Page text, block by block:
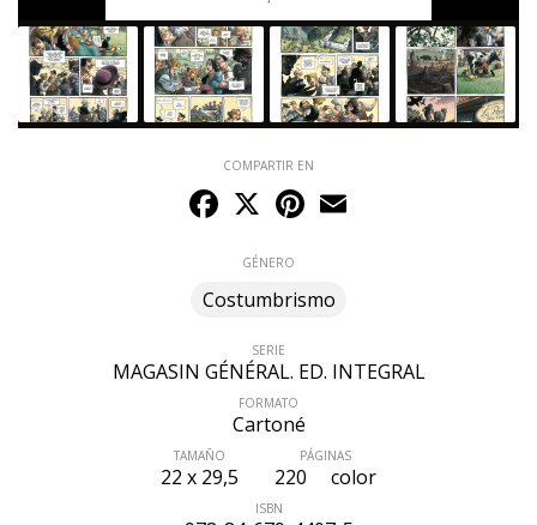
COMPARTIR EN
Facebook
X Pinterest
GÉNERO
Costumbrismo
SERIE
MAGASIN GÉNÉRAL. ED. INTEGRAL
FORMATO
Cartoné
TAMAÑO
22 x 29,5
PÁGINAS
220 color
ISBN